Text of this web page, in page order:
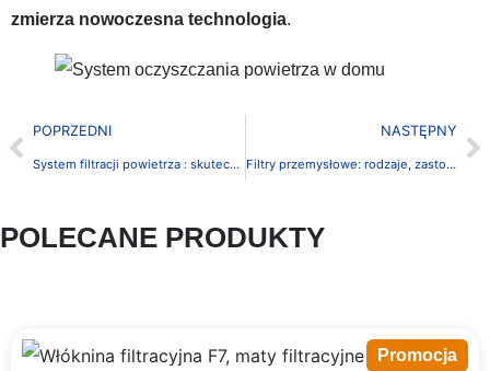
zmierza nowoczesna technologia.
POPRZEDNI
System filtracji powietrza : skuteczność, technologie i zastosowania
NASTĘPNY
Filtry przemysłowe: rodzaje, zastosowania i dobór odpowiedniego rozwiązania
POLECANE PRODUKTY
Promocja